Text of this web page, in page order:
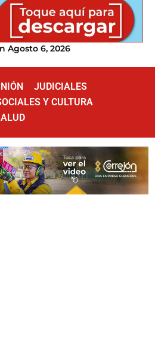
Agosto 6, 2026
JUDICIALES
Y CULTURA